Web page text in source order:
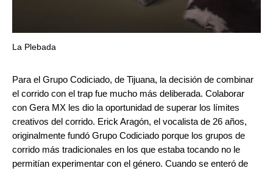
La Plebada
Para el Grupo Codiciado, de Tijuana, la decisión de combinar
el corrido con el trap fue mucho más deliberada. Colaborar
con Gera MX les dio la oportunidad de superar los límites
creativos del corrido. Erick Aragón, el vocalista de 26 años,
originalmente fundó Grupo Codiciado porque los grupos de
corrido más tradicionales en los que estaba tocando no le
permitían experimentar con el género. Cuando se enteró de